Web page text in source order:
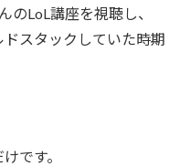
のLoL講座を視聴し、
スタックしていた時期
です。